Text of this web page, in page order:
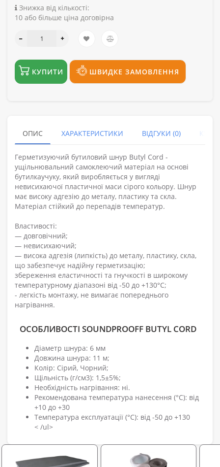
Знижка від кількості:
10 або більше ціна договірна
КУПИТИ ШВИДКЕ ЗАМОВЛЕННЯ
ОПИС ХАРАКТЕРИСТИКИ ВІДГУКИ (0)
Герметизуючий бутиловий шнур Butyl Cord -
ущільнювальний самоклеючий матеріал на основі
бутилкаучуку, який виробляється у вигляді
невисихаючої пластичної маси сірого кольору. Шнур
має високу адгезію до металу, пластику та скла.
Матеріал стійкий до перепадів температур.
Властивості:
— довговічний;
— невисихаючий;
— висока адгезія (липкість) до металу, пластику, скла,
що забезпечує надійну герметизацію;
збереження еластичності та гнучкості в широкому
температурному діапазоні від -50 до +130°С;
- легкість монтажу, не вимагає попереднього
нагрівання.
ОСОБЛИВОСТІ SOUNDPROOFF BUTYL CORD
Діаметр шнура: 6 мм
Довжина шнура: 11 м;
Колір: Сірий, Чорний;
Щільність (г/см3): 1,5±5%;
Необхідність нагрівання: ні.
Рекомендована температура нанесення (°С): від
+10 до +30
Температура експлуатації (°С): від -50 до +130
< /ul>